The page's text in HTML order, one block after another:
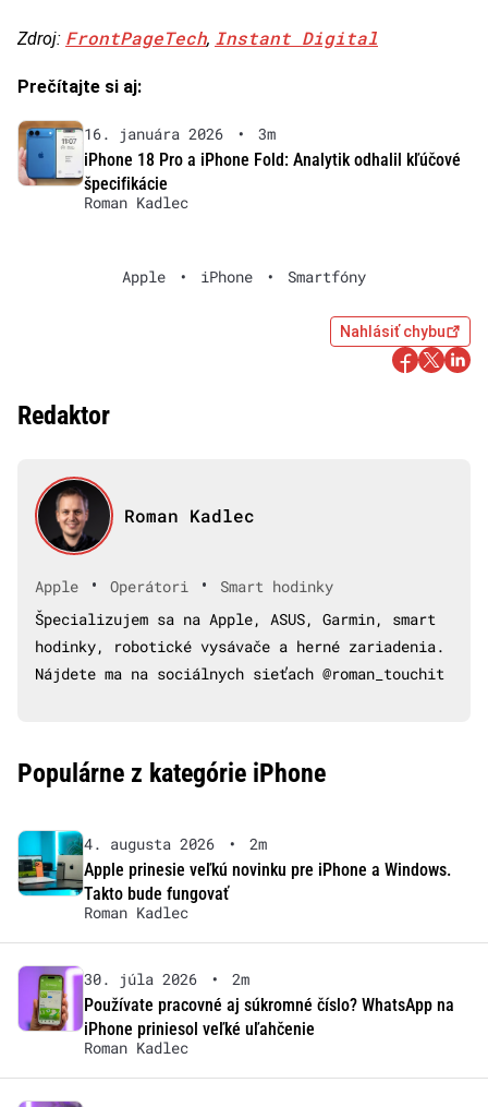
Zdroj: FrontPageTech, Instant Digital
Prečítajte si aj:
16. januára 2026 •
3m
iPhone 18 Pro a iPhone Fold: Analytik odhalil kľúčové
špecifikácie
Roman Kadlec
Apple • iPhone • Smartfóny
Nahlásiť chybu
Redaktor
Roman Kadlec
Apple • Operátori •
Smart hodinky
Špecializujem sa na Apple, ASUS, Garmin, smart
hodinky, robotické vysávače a herné zariadenia.
Nájdete ma na sociálnych sieťach @roman_touchit
Populárne z kategórie iPhone
4. augusta 2026 •
2m
Apple prinesie veľkú novinku pre iPhone a Windows.
Takto bude fungovať
Roman Kadlec
30. júla 2026 •
2m
Používate pracovné aj súkromné číslo? WhatsApp na
iPhone priniesol veľké uľahčenie
Roman Kadlec